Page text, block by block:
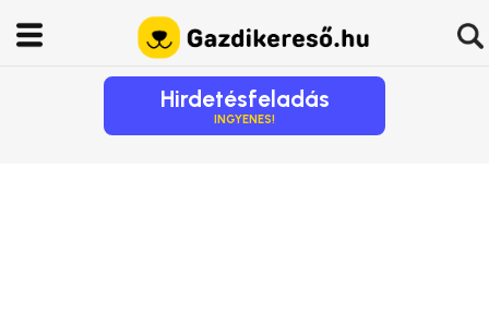
Hirdetésfeladás
INGYENES!